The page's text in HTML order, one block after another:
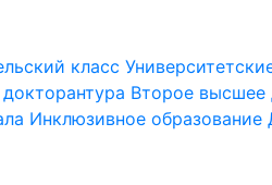
класс
Второе высшее
Инклюзивное образование